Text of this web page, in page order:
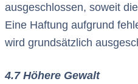
ausgeschlossen, soweit
Eine Haftung aufgrund
wird grundsätzlich
4.7 Höhere Gewalt